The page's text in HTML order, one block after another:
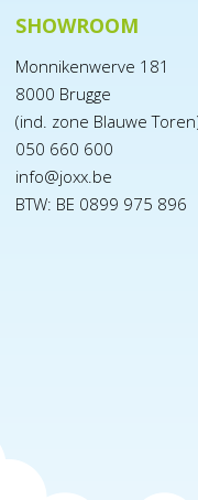
SHOWROOM
Monnikenwerve 181
8000 Brugge
(ind. zone Blauwe
050 660 600
info@joxx.be
BTW: BE 0899 975 896